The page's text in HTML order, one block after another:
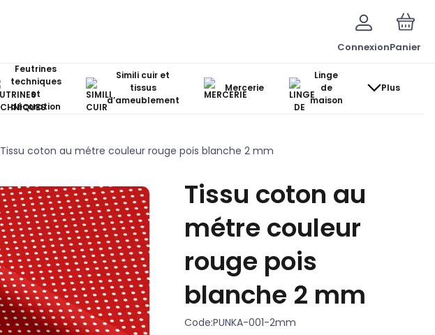
ConnexionPanier
Feutrines
techniques
et
décoration
Simili cuir et
tissus
d’ameublement
Mercerie
Linge
de
maison
Plus
Tissu coton au métre couleur rouge pois blanche 2 mm
Tissu coton au
métre couleur
rouge pois
blanche 2 mm
Code:PUNKA-001-2mm